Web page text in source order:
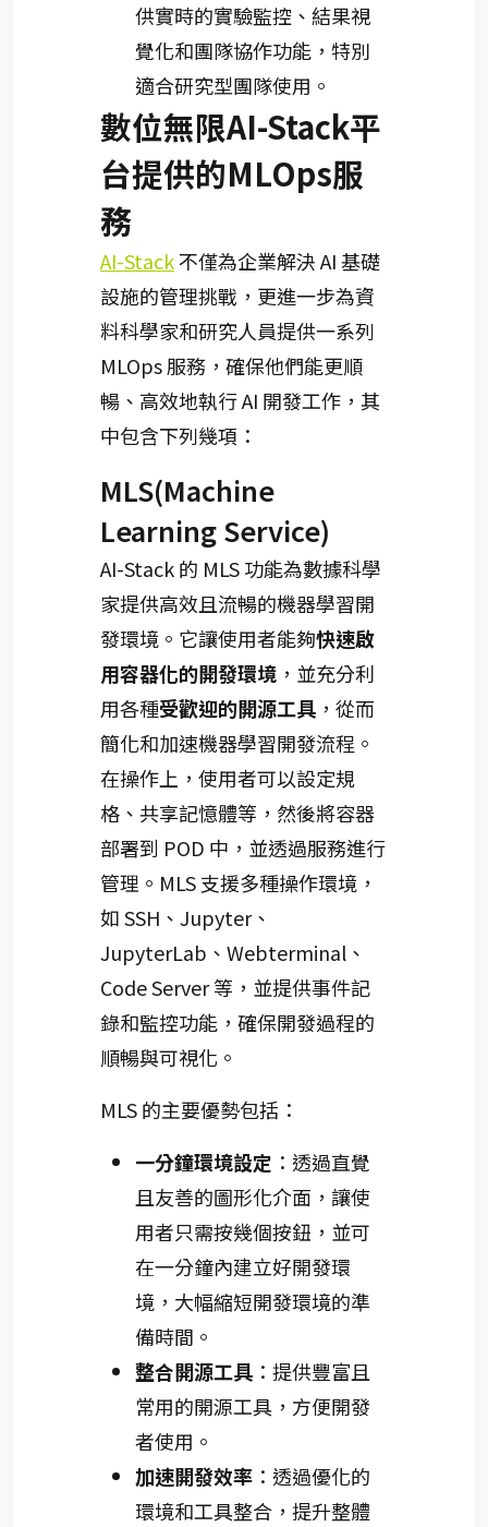
供實時的實驗監控、結果視
覺化和團隊協作功能，特別
適合研究型團隊使用。
數位無限AI-Stack平
台提供的MLOps服
務
AI-Stack不僅為企業解決 AI 基礎
設施的管理挑戰，更進一步為資
料科學家和研究人員提供一系列
MLOps 服務，確保他們能更順
暢、高效地執行 AI 開發工作，其
中包含下列幾項：
MLS(Machine
Learning Service)
AI-Stack 的 MLS 功能為數據科學
家提供高效且流暢的機器學習開
發環境。它讓使用者能夠快速啟
用容器化的開發環境 ，並充分利
用各種受歡迎的開源工具 ，從而
簡化和加速機器學習開發流程。
在操作上，使用者可以設定規
格、共享記憶體等，然後將容器
部署到 POD 中，並透過服務進行
管理。MLS 支援多種操作環境，
如 SSH、Jupyter、
JupyterLab、Webterminal、
Code Server 等，並提供事件記
錄和監控功能，確保開發過程的
順暢與可視化。
MLS 的主要優勢包括：
一分鐘環境設定 ：透過直覺
且友善的圖形化介面，讓使
用者只需按幾個按鈕，並可
在一分鐘內建立好開發環
境，大幅縮短開發環境的準
備時間。
整合開源工具 ：提供豐富且
常用的開源工具，方便開發
者使用。
加速開發效率 ：透過優化的
環境和工具整合，提升整體